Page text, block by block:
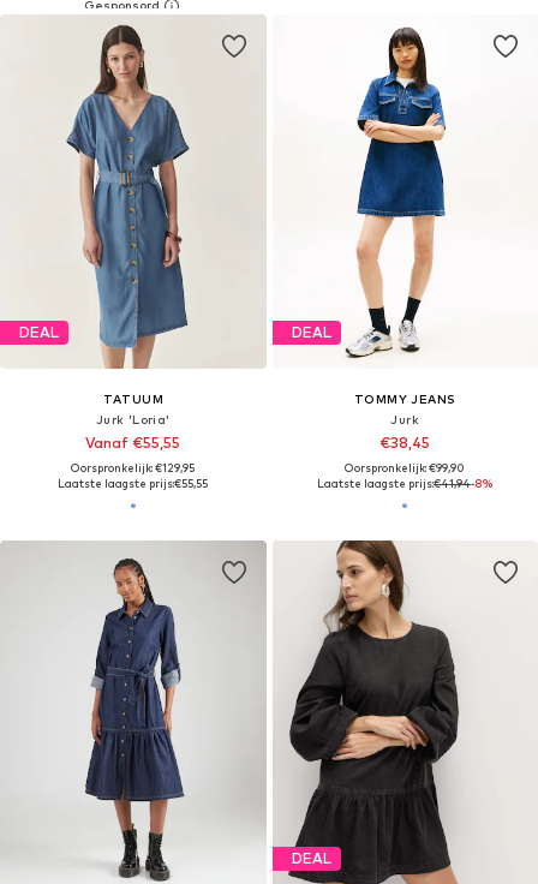
DEAL
TATUUM
Jurk 'Loria'
Vanaf €55,55
Oorspronkelijk: €129,95
Laatste laagste prijs:€55,55
DEAL
TOMMY JEANS
Jurk
€38,45
Oorspronkelijk: €99,90
Laatste laagste prijs:€41,94-8%
DEAL